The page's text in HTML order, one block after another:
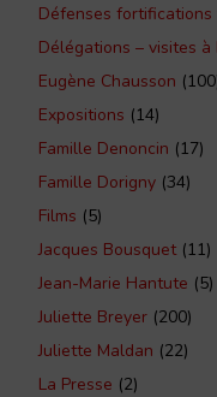
Défenses fortifications
Délégations – visites à
Eugène Chausson
Expositions (14)
Famille Denoncin (17)
Famille Dorigny (34)
Films (5)
Jacques Bousquet(11)
Jean-Marie Hantute (5)
Juliette Breyer (200)
Juliette Maldan (22)
La Presse (2)